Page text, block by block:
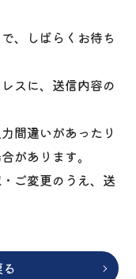
、しばらくお待ち
スに、送信内容の
間違いがあったり
があります。
ご変更のうえ、送